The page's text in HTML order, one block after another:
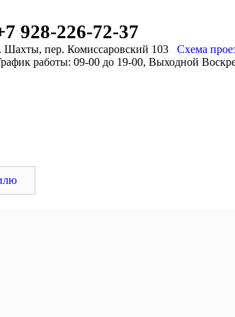
928-226-72-37
Шахты, пер. Комиссаровский 103 Схема
работы: 09-00 до 19-00, Выходной